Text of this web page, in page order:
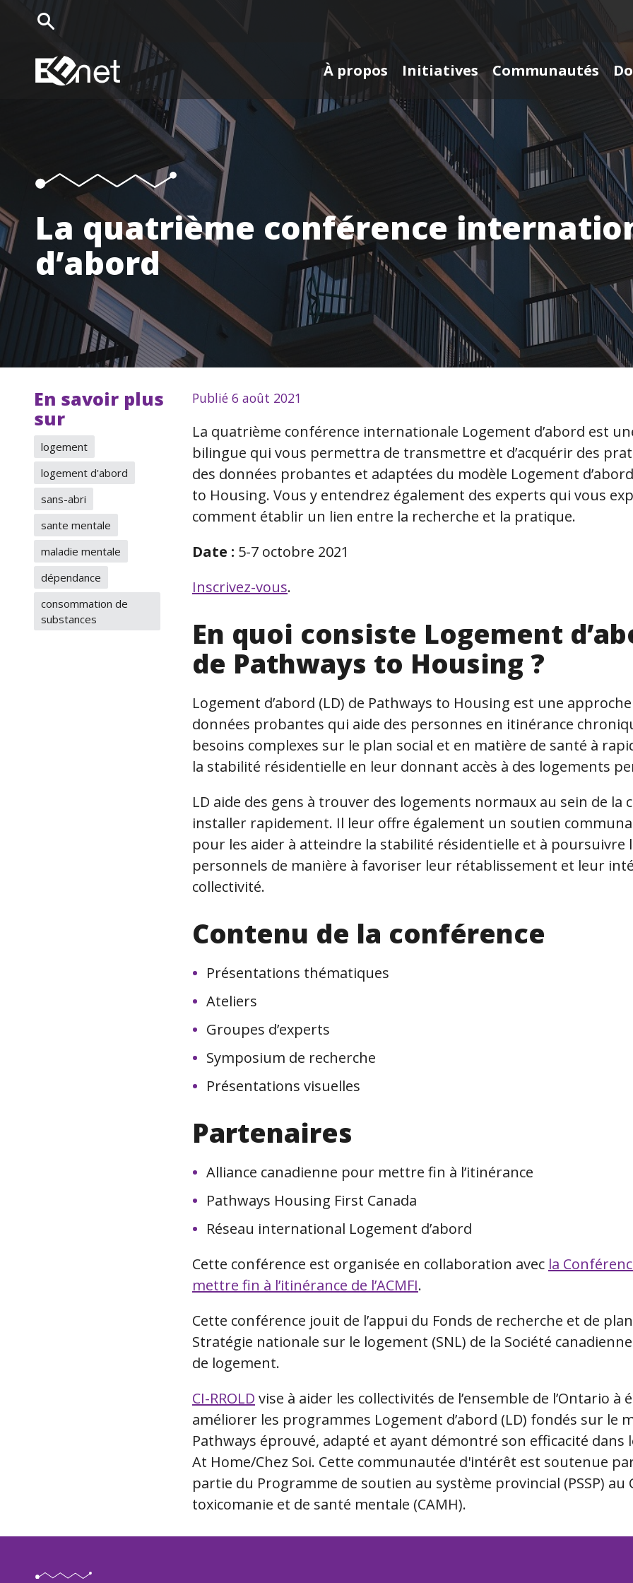
EENet Home À propos Initiatives Communautés
La quatrième conférence
d’abord
En savoir plus
sur
logement
logement d'abord
sans-abri
sante mentale
maladie mentale
dépendance
consommation de
substances
Publié 6 août 2021
La quatrième conférence internationale Logement d’abord est
bilingue qui vous permettra de transmettre et d’acquérir des
des données probantes et adaptées du modèle Logement
to Housing. Vous y entendrez également des experts qui vous
comment établir un lien entre la recherche et la pratique.
Date : 5-7 octobre 2021
Inscrivez-vous.
En quoi consiste Logement
de Pathways to Housing ?
Logement d’abord (LD) de Pathways to Housing est une
données probantes qui aide des personnes en itinérance
besoins complexes sur le plan social et en matière de santé à
la stabilité résidentielle en leur donnant accès à des logements
LD aide des gens à trouver des logements normaux au sein de la
installer rapidement. Il leur offre également un soutien
pour les aider à atteindre la stabilité résidentielle et à poursuivre
personnels de manière à favoriser leur rétablissement et leur
collectivité.
Contenu de la conférence
Présentations thématiques
Ateliers
Groupes d’experts
Symposium de recherche
Présentations visuelles
Partenaires
Alliance canadienne pour mettre fin à l’itinérance
Pathways Housing First Canada
Réseau international Logement d’abord
Cette conférence est organisée en collaboration avec la
mettre fin à l’itinérance de l’ACMFI.
Cette conférence jouit de l’appui du Fonds de recherche et de
Stratégie nationale sur le logement (SNL) de la Société
de logement.
CI-RROLD vise à aider les collectivités de l’ensemble de l’Ontario à
améliorer les programmes Logement d’abord (LD) fondés sur le
Pathways éprouvé, adapté et ayant démontré son efficacité dans
At Home/Chez Soi. Cette communautée d'intérêt est soutenue
partie du Programme de soutien au système provincial (PSSP) au
toxicomanie et de santé mentale (CAMH).